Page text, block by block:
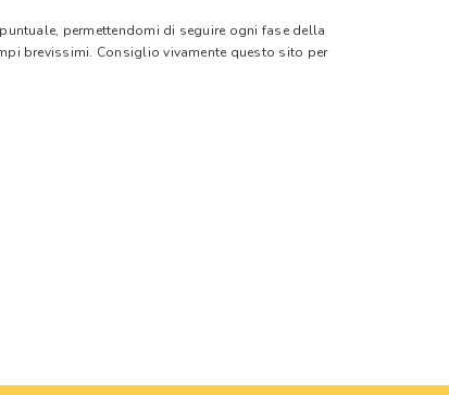
permettendomi di seguire ogni fase della
brevissimi. Consiglio vivamente questo sito per